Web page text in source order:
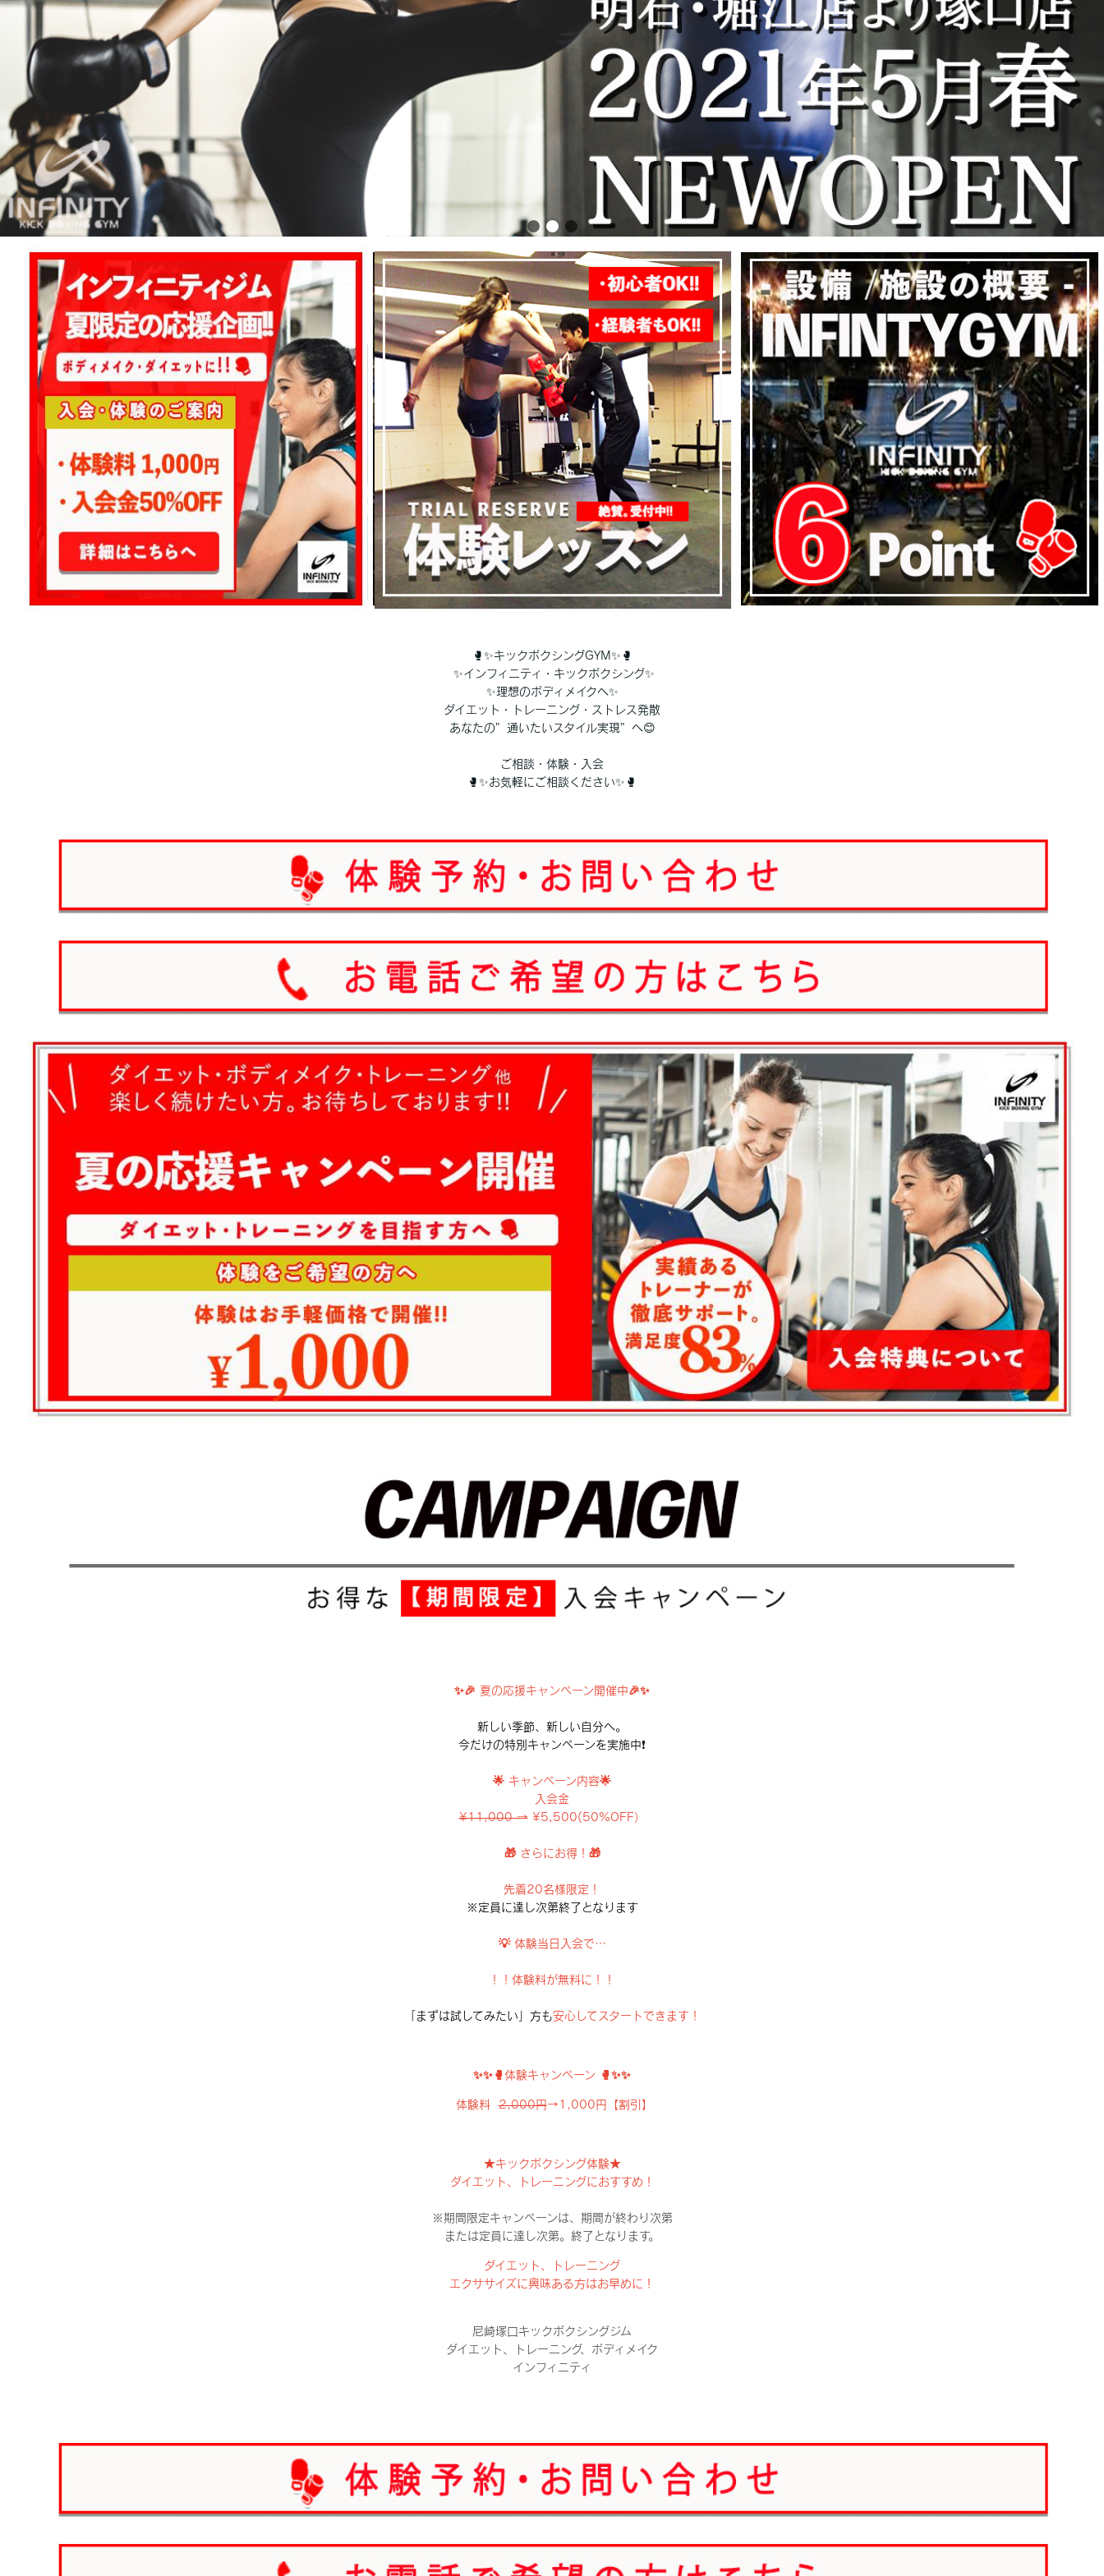
🥊✨キックボクシングGYM✨🥊
✨インフィニティ・キックボクシング✨
✨理想のボディメイクへ✨
ダイエット・トレーニング・ストレス発散
あなたの”通いたいスタイル実現”へ😊
ご相談・体験・入会
🥊✨お気軽にご相談ください✨🥊
✨🎉 夏の応援キャンペーン開催中🎉✨
新しい季節、新しい自分へ。
今だけの特別キャンペーンを実施中❗️
🌟 キャンペーン内容🌟
入会金
¥11,000 →¥5,500(50%OFF）
🎁 さらにお得！🎁
先着20名様限定！
※定員に達し次第終了となります
💡 体験当日入会で…
！！体験料が無料に！！
「まずは試してみたい」方も安心してスタートできます！
✨✨🥊体験キャンペーン 🥊✨✨
体験料2,000円→1,000円【割引】
★キックボクシング体験★
ダイエット、トレーニングにおすすめ！
※期間限定キャンペーンは、期間が終わり次第
または定員に達し次第。終了となります。
ダイエット、トレーニング
エクササイズに興味ある方はお早めに！
尼崎塚口キックボクシングジム
ダイエット、トレーニング、ボディメイク
インフィニティ